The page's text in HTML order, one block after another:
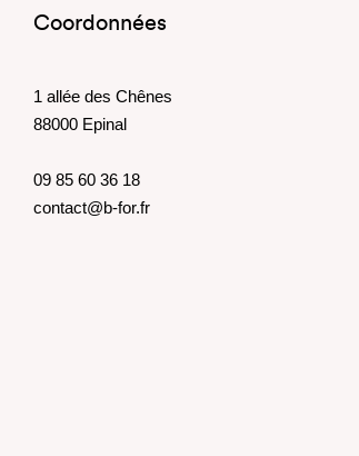
Coordonnées
1 allée des Chênes
88000 Epinal
09 85 60 36 18
contact@b-for.fr